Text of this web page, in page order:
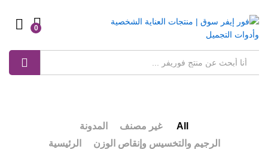
0
All غير مصنف
المدونة
الرجيم والتخسيس وإنقاص الوزن
الرئيسية